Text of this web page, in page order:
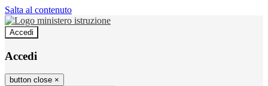
Salta al contenuto
Accedi
Accedi
button close ×